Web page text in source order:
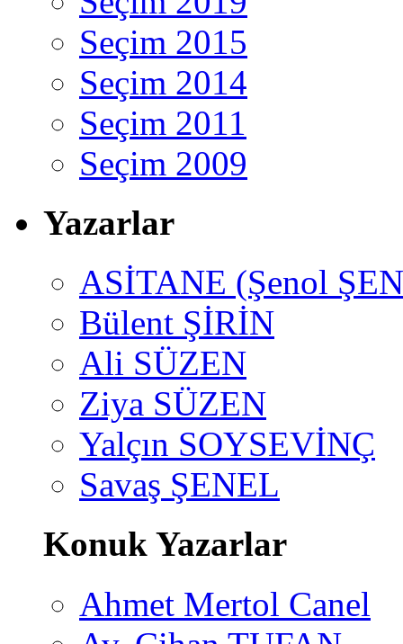
Seçim 2015
Seçim 2014
Seçim 2011
Seçim 2009
Yazarlar
ASİTANE (Şenol
Bülent ŞİRİN
Ali SÜZEN
Ziya SÜZEN
Yalçın SOYSEVİNÇ
Savaş ŞENEL
Konuk Yazarlar
Ahmet Mertol Canel